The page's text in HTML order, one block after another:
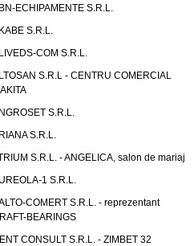
ECHIPAMENTE S.R.L.
S.R.L.
COM S.R.L.
S.R.L - CENTRU COMERCIAL
S.R.L.
S.R.L.
S.R.L. - ANGELICA, salon de mariaj
1 S.R.L.
COMERT S.R.L. - reprezentant
BEARINGS
CONSULT S.R.L. - ZIMBET 32